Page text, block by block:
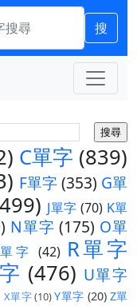
搜
C單字 (839)
F單字(353) G單
J單字 (70) K單
N單字 (175) O單
字 (42) R單字
(476) U單字
X單字(10)Y單字 (20) Z單